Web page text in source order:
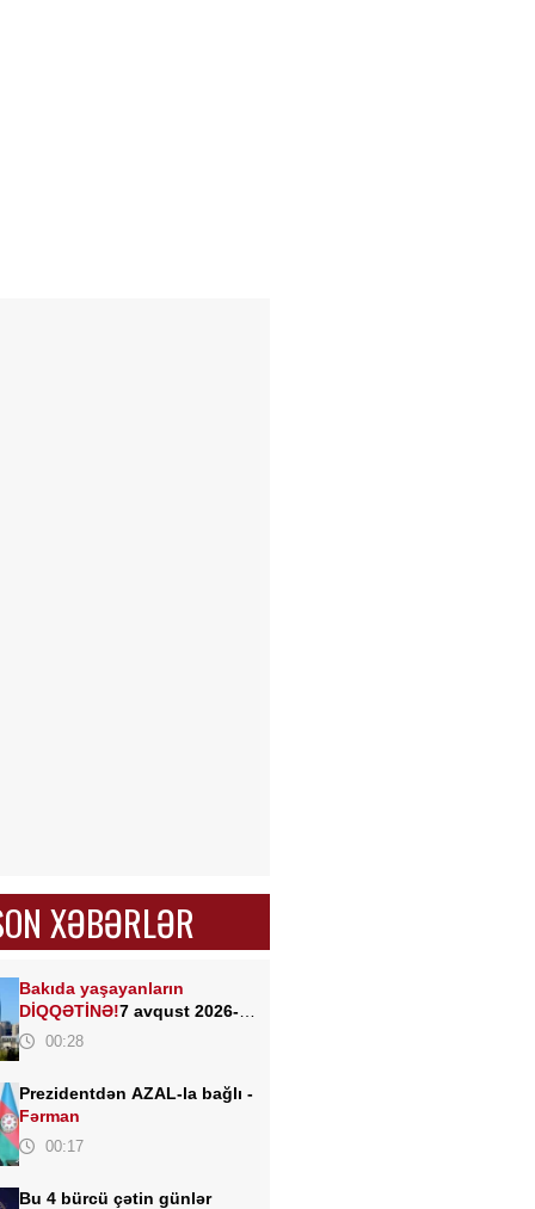
XƏBƏRLƏR
Bakıda yaşayanların
DİQQƏTİNƏ!7 avqust 2026-cı
il saat 00:00-dan etibarən...
00:28
Prezidentdən AZAL-la bağlı -
Fərman
00:17
Bu 4 bürcü çətin günlər